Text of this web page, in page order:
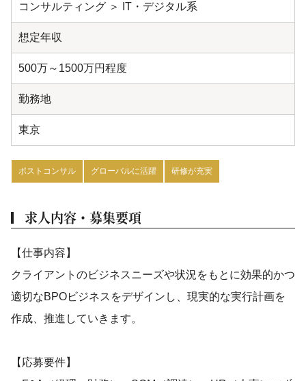
コンサルティング ＞ IT・デジタル系
想定年収
500万～1500万円程度
勤務地
東京
ポストコンサル グローバルに活躍 研修が充実
求人内容・募集要項
【仕事内容】
クライアントのビジネスニーズや状況をもとに効果的かつ
適切なBPOビジネスをデザインし、現実的な実行計画を
作成、推進していきます。
【応募要件】